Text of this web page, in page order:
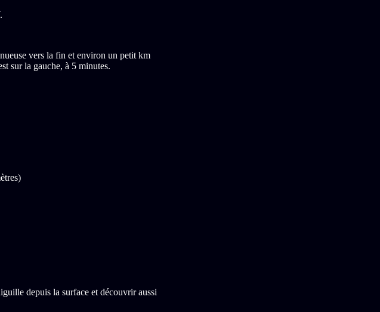
vers la fin et environ un petit km
sur la gauche, à 5 minutes.
depuis la surface et découvrir aussi